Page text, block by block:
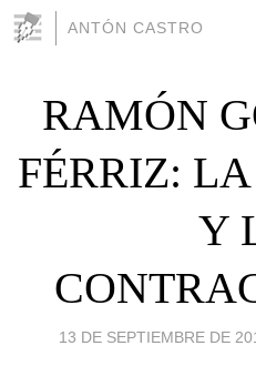
ANTÓN CASTRO
RAMÓN
FÉRRIZ:
Y
13 DE SEPTIEMBRE DE